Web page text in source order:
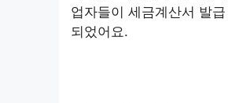
업자들이 세금계산서 발
되었어요.